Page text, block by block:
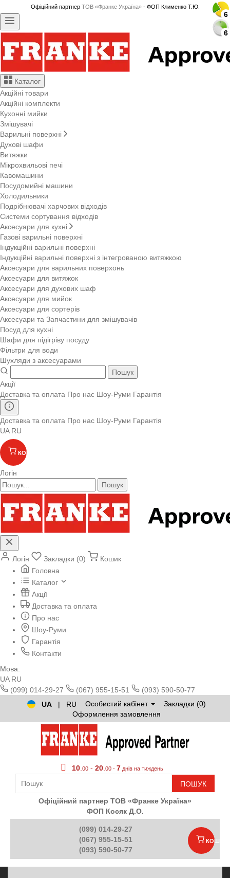
Офіційний партнер ТОВ «Франке Україна»- ФОП Клименко Т.Ю.
Каталог
Акційні товари
Акційні комплекти
Кухонні мийки
Змішувачі
Варильні поверхні
Духові шафи
Витяжки
Мікрохвильові печі
Кавомашини
Посудомийні машини
Холодильники
Подрібнювачі харчових відходів
Системи сортування відходів
Аксесуари для кухні
Газові варильні поверхні
Індукційні варильні поверхні
Індукційні варильні поверхні з інтегрованою витяжкою
Аксесуари для варильних поверхонь
Аксесуари для витяжок
Аксесуари для духових шаф
Аксесуари для мийок
Аксесуари для сортерів
Аксесуари та Запчастини для змішувачів
Посуд для кухні
Шафи для підігріву посуду
Фільтри для води
Шухляди з аксесуарами
Пошук
Акції
Доставка та оплата Про нас Шоу-Руми Гарантія
Доставка та оплата Про нас Шоу-Руми Гарантія
UA RU
КОШИК
Логін
Пошук
Логін Закладки (0)
Кошик
Головна
Каталог
Акції
Доставка та оплата
Про нас
Шоу-Руми
Гарантія
Контакти
Мова:
UA RU
(099) 014-29-27
(067) 955-15-51
(093) 590-50-77
UA
| RU Особистий кабінет
Закладки (0)
Оформлення замовлення
10 00 - 20 00 - 7 днів на тиждень
ПОШУК
Офіційний партнер ТОВ «Франке Україна»
ФОП Косяк Д.О.
(099) 014-29-27
(067) 955-15-51
(093) 590-50-77
КОШИК
6
6
6
6
6
6
6
6
6
6
6
6
6
6
6
6
6
6
6
6
6
6
6
6